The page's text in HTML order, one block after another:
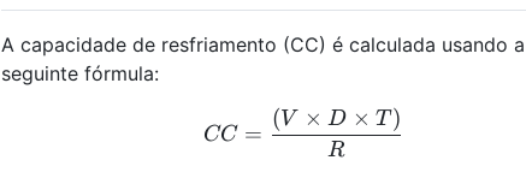
A capacidade de resfriamento (CC) é calculada usando a
seguinte fórmula:
CC = \frac{(V
CC =
R
(V × D × T)